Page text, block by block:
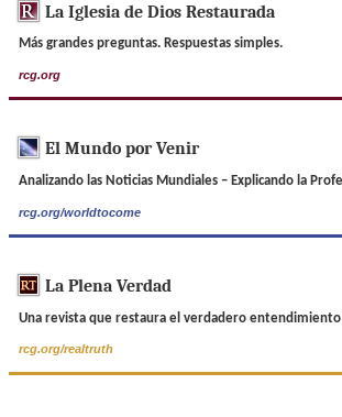
La Iglesia de Dios Restaurada
Más grandes preguntas. Respuestas simples.
rcg.org
El Mundo por Venir
Analizando las Noticias Mundiales – Explicando la
rcg.org/worldtocome
La Plena Verdad
Una revista que restaura el verdadero entendimiento
rcg.org/realtruth